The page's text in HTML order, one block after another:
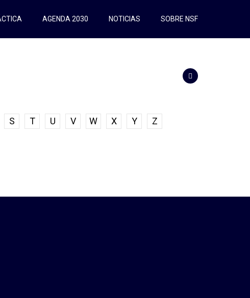
AGENDA 2030 NOTICIAS SOBRE NSF
S T U V W X Y Z